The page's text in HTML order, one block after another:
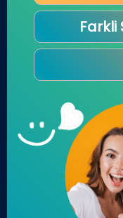
Farkli